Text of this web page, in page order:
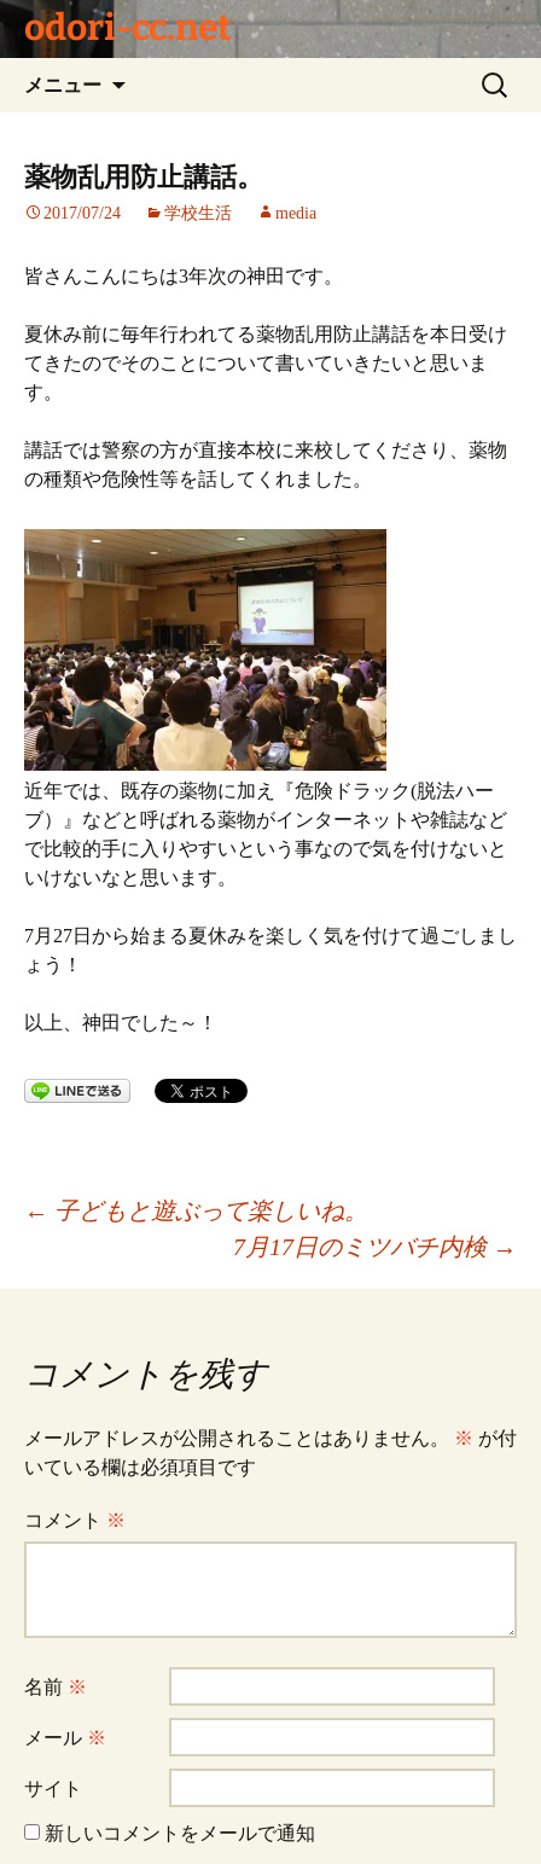
odori-cc.net
メニュー
ツ
キ
プ
検
索:
薬物乱用防止講話。
2017/07/24 学校生活 media
皆さんこんにちは3年次の神田です。
夏休み前に毎年行われてる薬物乱用防止講話を本日受け
てきたのでそのことについて書いていきたいと思いま
す。
講話では警察の方が直接本校に来校してくださり、薬物
の種類や危険性等を話してくれました。
近年では、既存の薬物に加え『危険ドラック(脱法ハー
ブ）』などと呼ばれる薬物がインターネットや雑誌など
で比較的手に入りやすいという事なので気を付けないと
いけないなと思います。
7月27日から始まる夏休みを楽しく気を付けて過ごしまし
ょう！
以上、神田でした～！
投
稿
ナ
ビ
ゲ
シ
ョ
ン
← 子どもと遊ぶって楽しいね。
7月17日のミツバチ内検 →
コメントを残す
メールアドレスが公開されることはありません。 ※ が付
いている欄は必須項目です
コメント ※
名前 ※
メール ※
サイト
新しいコメントをメールで通知